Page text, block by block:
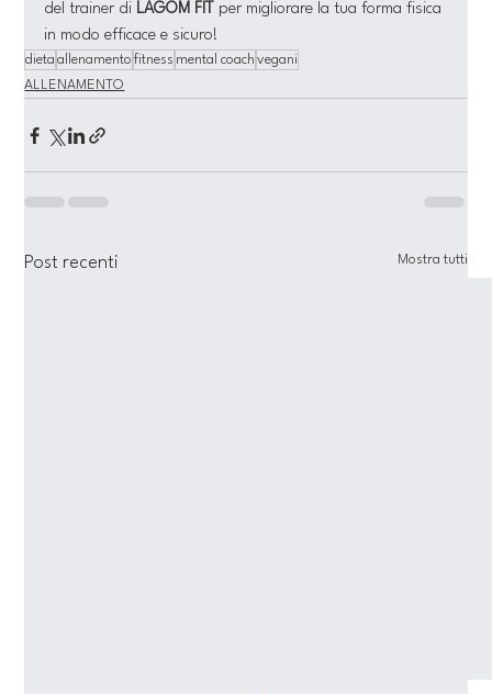
del trainer di LAGOM FIT per migliorare la tua forma fisica
in modo efficace e sicuro!
dieta allenamento fitness mental coach vegani
ALLENAMENTO
Post recenti Mostra tutti